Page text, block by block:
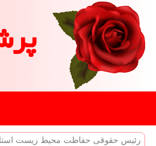
رئیس حقوقی حفاظت محیط زیست